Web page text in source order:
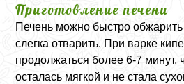
Приготовление печени
Печень можно быстро
слегка отварить. При варке
продолжаться более 6-7 минут,
осталась мягкой и не стала